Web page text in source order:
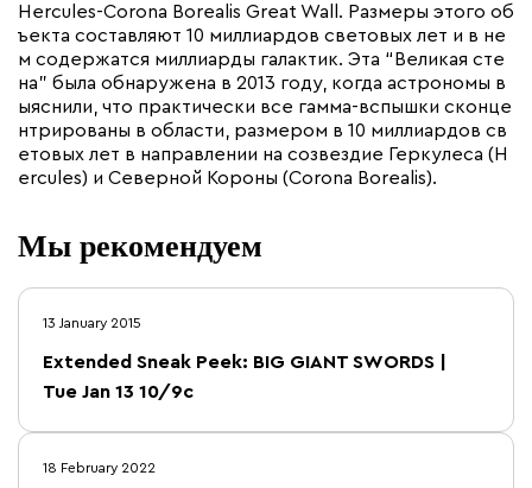
Hercules-Corona Borealis Great Wall. Размеры этого об
ъекта составляют 10 миллиардов световых лет и в не
м содержатся миллиарды галактик. Эта “Великая сте
на” была обнаружена в 2013 году, когда астрономы в
ыяснили, что практически все гамма-вспышки сконце
нтрированы в области, размером в 10 миллиардов св
етовых лет в направлении на созвездие Геркулеса (H
ercules) и Северной Короны (Corona Borealis).
Мы рекомендуем
13 January 2015
Extended Sneak Peek: BIG GIANT SWORDS |
Tue Jan 13 10/9c
18 February 2022